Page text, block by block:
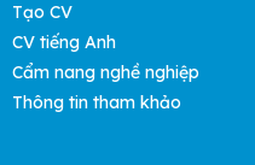
Tạo CV
CV tiếng Anh
Cẩm nang nghề nghiệp
Thông tin tham khảo